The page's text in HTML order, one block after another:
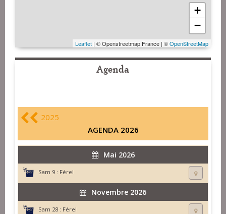
+
−
Leaflet | © Openstreetmap France | ©OpenStreetMap
Agenda
2025
AGENDA 2026
Mai 2026
Sam 9 : Férel
Novembre 2026
Sam 28 : Férel